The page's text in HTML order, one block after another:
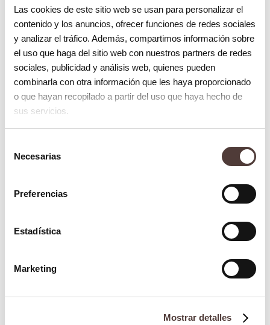
Las cookies de este sitio web se usan para personalizar el
contenido y los anuncios, ofrecer funciones de redes sociales
y analizar el tráfico. Además, compartimos información sobre
el uso que haga del sitio web con nuestros partners de redes
sociales, publicidad y análisis web, quienes pueden
combinarla con otra información que les haya proporcionado
o que hayan recopilado a partir del uso que haya hecho de
sus servicios.
Necesarias
Preferencias
Estadística
Marketing
Mostrar detalles
¿Qué es la enfermedad periimplantaria?